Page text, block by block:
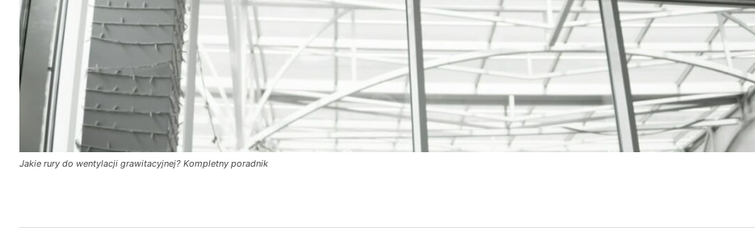
Jakie rury do wentylacji grawitacyjnej? Kompletny poradnik